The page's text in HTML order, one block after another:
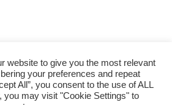
website to give you the most relevant
your preferences and repeat
All”, you consent to the use of ALL
you may visit "Cookie Settings" to